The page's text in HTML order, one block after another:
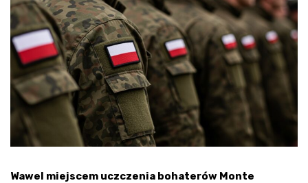
Wawel miejscem uczczenia bohaterów Monte